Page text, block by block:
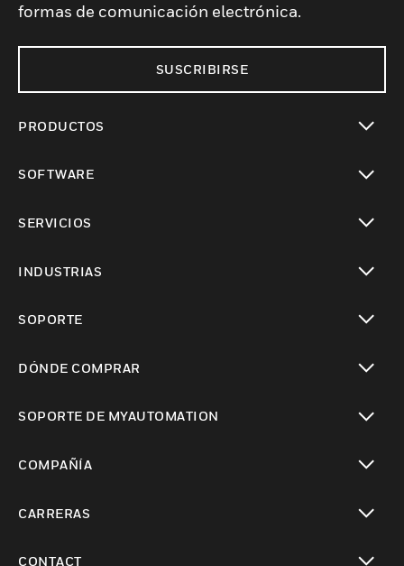
formas de comunicación electrónica.
SUSCRIBIRSE
PRODUCTOS
SOFTWARE
SERVICIOS
INDUSTRIAS
SOPORTE
DÓNDE COMPRAR
SOPORTE DE MYAUTOMATION
COMPAÑÍA
CARRERAS
CONTACT